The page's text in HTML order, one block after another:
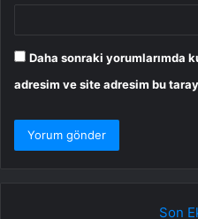
Daha sonraki yorumlarımda
adresim ve site adresim bu
Son